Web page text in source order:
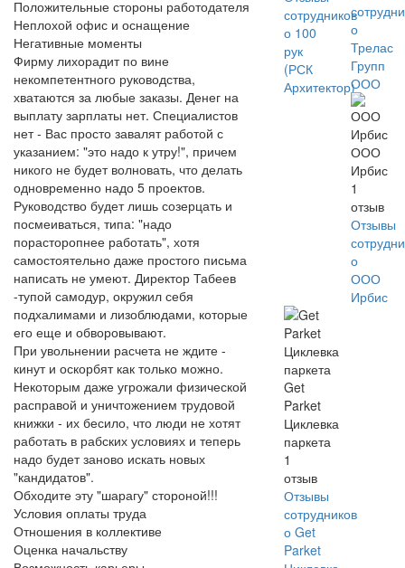
Положительные стороны работодателя
Неплохой офис и оснащение
Негативные моменты
Фирму лихорадит по вине
некомпетентного руководства,
хватаются за любые заказы. Денег на
выплату зарплаты нет. Специалистов
нет - Вас просто завалят работой с
указанием: "это надо к утру!", причем
никого не будет волновать, что делать
одновременно надо 5 проектов.
Руководство будет лишь созерцать и
посмеиваться, типа: "надо
порасторопнее работать", хотя
самостоятельно даже простого письма
написать не умеют. Директор Табеев
-тупой самодур, окружил себя
подхалимами и лизоблюдами, которые
его еще и обворовывают.
При увольнении расчета не ждите -
кинут и оскорбят как только можно.
Некоторым даже угрожали физической
расправой и уничтожением трудовой
книжки - их бесило, что люди не хотят
работать в рабских условиях и теперь
надо будет заново искать новых
"кандидатов".
Обходите эту "шарагу" стороной!!!
Условия оплаты труда
Отношения в коллективе
Оценка начальству
сотрудников
о 100
рук
(РСК
Архитектор)
о
Трелас
Групп
ООО
ООО
Ирбис
1
отзыв
Отзывы
о
ООО
Ирбис
Get
Parket
Циклевка
паркета
1
отзыв
Отзывы
сотрудников
о Get
Parket